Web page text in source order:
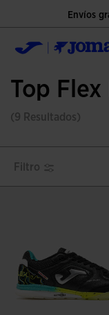
Envíos
Top Flex
(9 Resultados)
Filtro